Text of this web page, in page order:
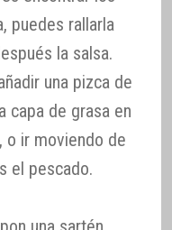
puedes rallarla
la salsa.
una pizca de
capa de grasa en
o ir moviendo de
el pescado.